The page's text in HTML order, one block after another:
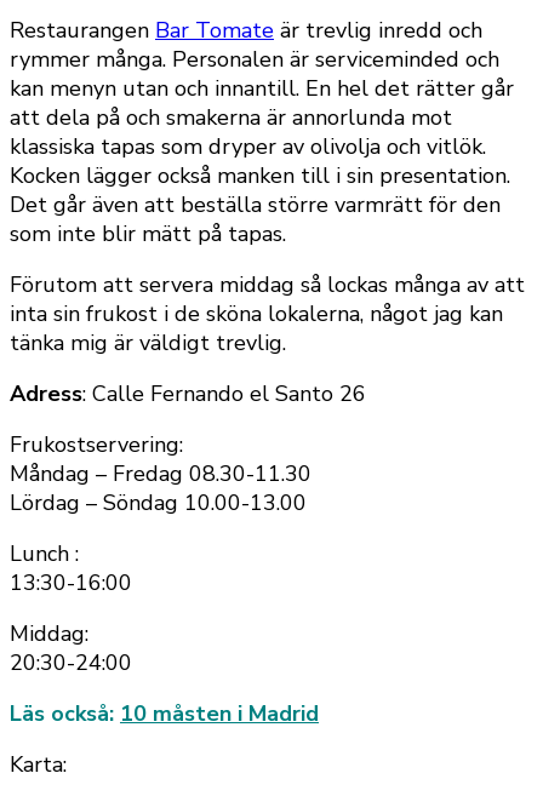
Restaurangen Bar Tomate är trevlig inredd och
rymmer många. Personalen är serviceminded och
kan menyn utan och innantill. En hel det rätter går
att dela på och smakerna är annorlunda mot
klassiska tapas som dryper av olivolja och vitlök.
Kocken lägger också manken till i sin presentation.
Det går även att beställa större varmrätt för den
som inte blir mätt på tapas.
Förutom att servera middag så lockas många av att
inta sin frukost i de sköna lokalerna, något jag kan
tänka mig är väldigt trevlig.
Adress: Calle Fernando el Santo 26
Frukostservering:
Måndag – Fredag 08.30-11.30
Lördag – Söndag 10.00-13.00
Lunch :
13:30-16:00
Middag:
20:30-24:00
Läs också: 10 måsten i Madrid
Karta: